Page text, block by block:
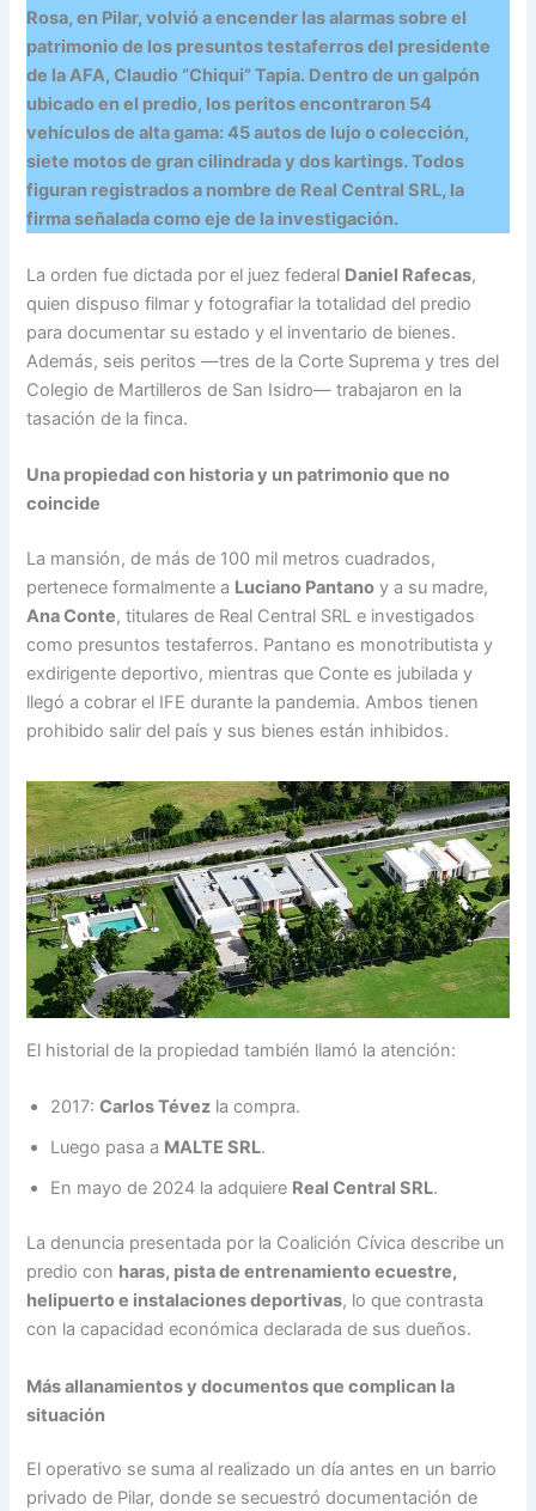
Rosa, en Pilar, volvió a encender las alarmas sobre el
patrimonio de los presuntos testaferros del presidente
de la AFA, Claudio “Chiqui” Tapia. Dentro de un galpón
ubicado en el predio, los peritos encontraron 54
vehículos de alta gama: 45 autos de lujo o colección,
siete motos de gran cilindrada y dos kartings. Todos
figuran registrados a nombre de Real Central SRL, la
firma señalada como eje de la investigación.
La orden fue dictada por el juez federal Daniel Rafecas,
quien dispuso filmar y fotografiar la totalidad del predio
para documentar su estado y el inventario de bienes.
Además, seis peritos —tres de la Corte Suprema y tres del
Colegio de Martilleros de San Isidro— trabajaron en la
tasación de la finca.
Una propiedad con historia y un patrimonio que no
coincide
La mansión, de más de 100 mil metros cuadrados,
pertenece formalmente a Luciano Pantano y a su madre,
Ana Conte, titulares de Real Central SRL e investigados
como presuntos testaferros. Pantano es monotributista y
exdirigente deportivo, mientras que Conte es jubilada y
llegó a cobrar el IFE durante la pandemia. Ambos tienen
prohibido salir del país y sus bienes están inhibidos.
El historial de la propiedad también llamó la atención:
2017:Carlos Tévez la compra.
Luego pasa a MALTE SRL.
En mayo de 2024 la adquiere Real Central SRL.
La denuncia presentada por la Coalición Cívica describe un
predio con haras, pista de entrenamiento ecuestre,
helipuerto e instalaciones deportivas, lo que contrasta
con la capacidad económica declarada de sus dueños.
Más allanamientos y documentos que complican la
situación
El operativo se suma al realizado un día antes en un barrio
privado de Pilar, donde se secuestró documentación de